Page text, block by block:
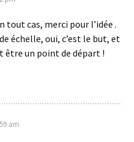
tout cas, merci pour l’idée .
échelle, oui, c’est le but, et
être un point de départ !
am